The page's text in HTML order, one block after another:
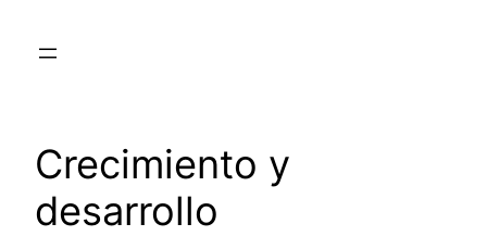
Crecimiento y
desarrollo